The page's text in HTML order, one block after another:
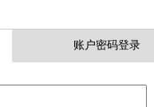
账户密码登录